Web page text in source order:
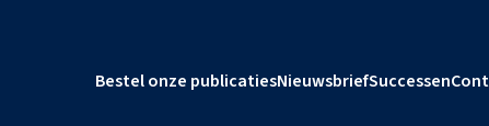
Bestel onze publicatiesNieuwsbriefSuccessen